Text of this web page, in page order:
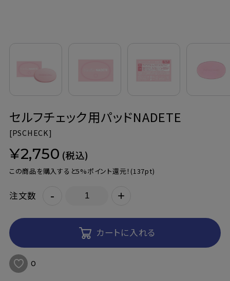
ご利用案内
会員登録でお得
利用規約
セルフチェック用パッドNADETE
[PSCHECK]
¥2,750 (税込)
この商品を購入すると5%ポイント還元！ (137pt)
注文数 - +
カートに入れる
0